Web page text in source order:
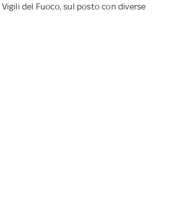
del Fuoco, sul posto con diverse